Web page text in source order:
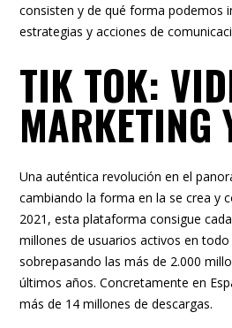
consisten y de qué forma podemos
estrategias y acciones de
TIK TOK:
MARKETING
Una auténtica revolución en el
cambiando la forma en la se crea y
2021, esta plataforma consigue
millones de usuarios activos en
sobrepasando las más de 2.000
últimos años. Concretamente en
más de 14 millones de descargas.